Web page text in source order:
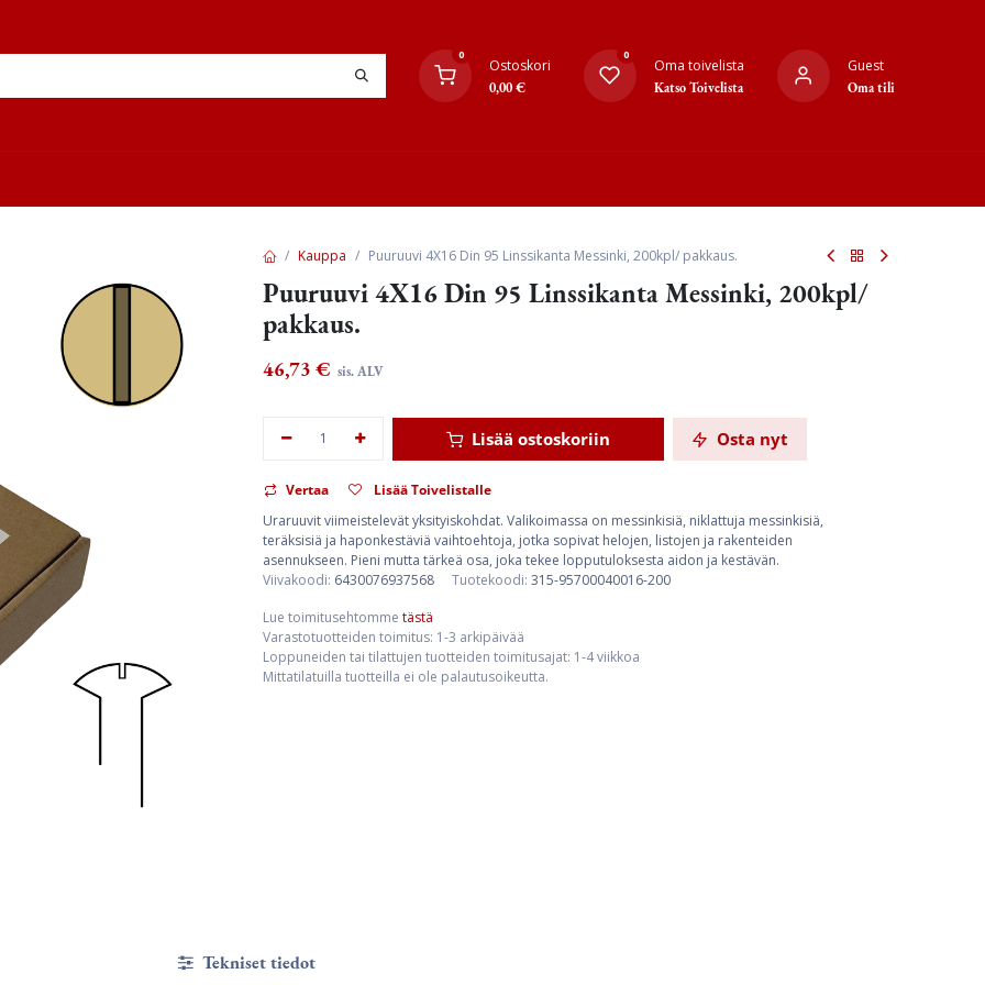
0
Ostoskori
0,00€
0
Oma toivelista
Katso Toivelista
Guest
Oma tili
Kauppa Puuruuvi 4X16 Din 95 Linssikanta Messinki, 200kpl/ pakkaus.
Puuruuvi 4X16 Din 95 Linssikanta Messinki, 200kpl/
pakkaus.
46,73 € sis. ALV
Lisää ostoskoriin Osta nyt
Vertaa
Lisää Toivelistalle
Uraruuvit viimeistelevät yksityiskohdat. Valikoimassa on messinkisiä, niklattuja messinkisiä,
teräksisiä ja haponkestäviä vaihtoehtoja, jotka sopivat helojen, listojen ja rakenteiden
asennukseen. Pieni mutta tärkeä osa, joka tekee lopputuloksesta aidon ja kestävän.
Viivakoodi: 6430076937568 Tuotekoodi: 315-95700040016-200
Lue toimitusehtomme tästä
Varastotuotteiden toimitus: 1-3 arkipäivää
Loppuneiden tai tilattujen tuotteiden toimitusajat: 1-4 viikkoa
Mittatilatuilla tuotteilla ei ole palautusoikeutta.
Tekniset tiedot